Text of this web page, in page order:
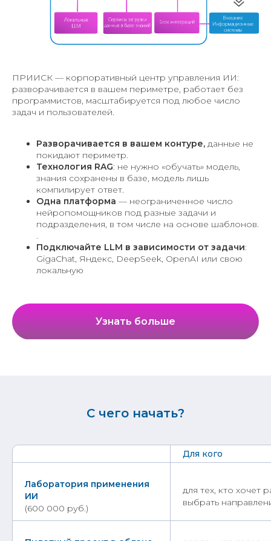
ПРИИСК — корпоративный центр управления ИИ:
разворачивается в вашем периметре, работает без
программистов, масштабируется под любое число
задач и пользователей.
Разворачивается в вашем контуре, данные не
покидают периметр.
Технология RAG: не нужно «обучать» модель,
знания сохранены в базе, модель лишь
компилирует ответ.
Одна платформа — неограниченное число
нейропомощников под разные задачи и
подразделения, в том числе на основе шаблонов.
.
Подключайте LLM в зависимости от задачи:
GigaChat, Яндекс, DeepSeek, OpenAI или свою
локальную
Узнать больше
С чего начать?
Для кого
Лаборатория применения
ИИ
(600 000 руб.)
для тех, кто хочет
выбрать